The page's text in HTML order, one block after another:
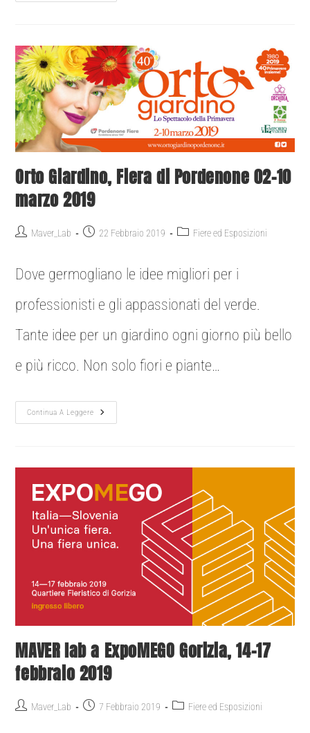
Orto Giardino, Fiera di Pordenone 02-10
marzo 2019
Maver_Lab 22 Febbraio 2019 Fiere ed Esposizioni
Dove germogliano le idee migliori per i
professionisti e gli appassionati del verde.
Tante idee per un giardino ogni giorno più bello
e più ricco. Non solo fiori e piante…
Continua A Leggere
MAVER lab a ExpoMEGO Gorizia, 14-17
febbraio 2019
Maver_Lab 7 Febbraio 2019 Fiere ed Esposizioni